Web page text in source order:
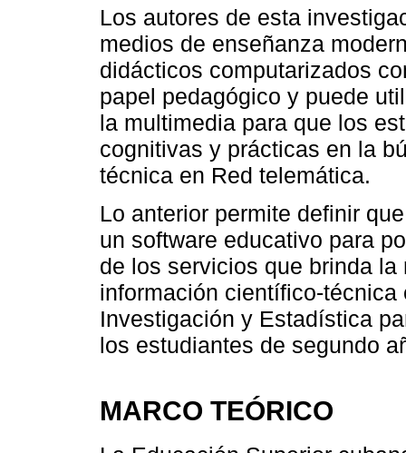
Los autores de esta
medios de enseñanza
didácticos computarizados
papel pedagógico y puede
la multimedia para que los
cognitivas y prácticas en la
técnica en Red telemática.
Lo anterior permite definir
un software educativo para
de los servicios que brinda
información científico-
Investigación y Estadística
los estudiantes de segundo
MARCO TEÓRICO